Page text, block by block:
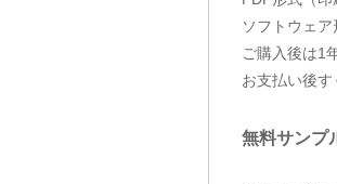
ソフトウェア
ご購入後は1
お支払い後
無料サンプ